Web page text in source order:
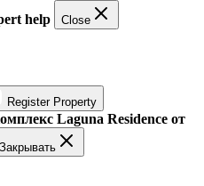
help
Close
Register Property
Laguna Residence от
Закрывать